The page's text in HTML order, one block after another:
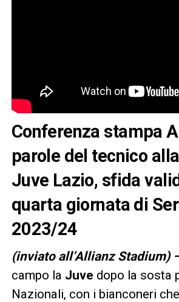
Conferenza stampa
parole del tecnico
Juve Lazio, sfida
quarta giornata di
2023/24
(inviato all’Allianz Stadium)
campo la Juve dopo la sosta
Nazionali, con i bianconeri